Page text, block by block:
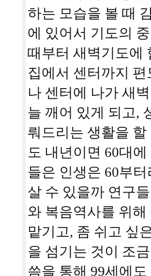
하는 모습을 볼 때
에 있어서 기도의
때부터 새벽기도에
집에서 센터까지
나 센터에 나가 새
늘 깨어 있게 되고,
뤄드리는 생활을
도 내년이면 60대
들은 인생은 60부
살 수 있을까 연구
와 복음역사를 위
맡기고, 좀 쉬고 싶
을 섬기는 것이 조
씀을 통해 99세에